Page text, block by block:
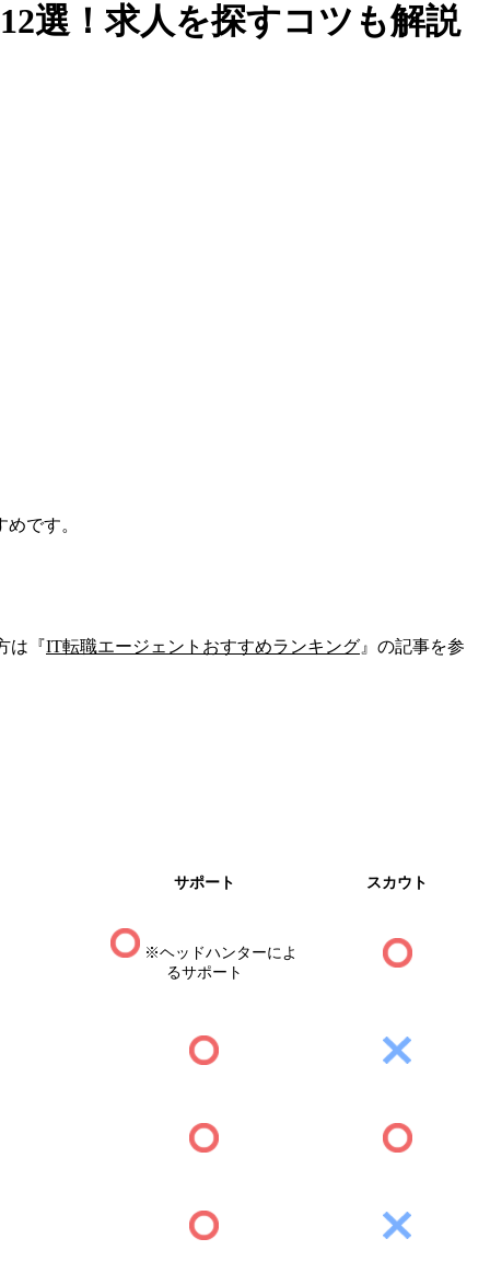
選！求人を探すコツも解説
です。
は『IT転職エージェントおすすめランキング 』の記事を参
サポート スカウト
※ヘッドハンターによ
るサポート